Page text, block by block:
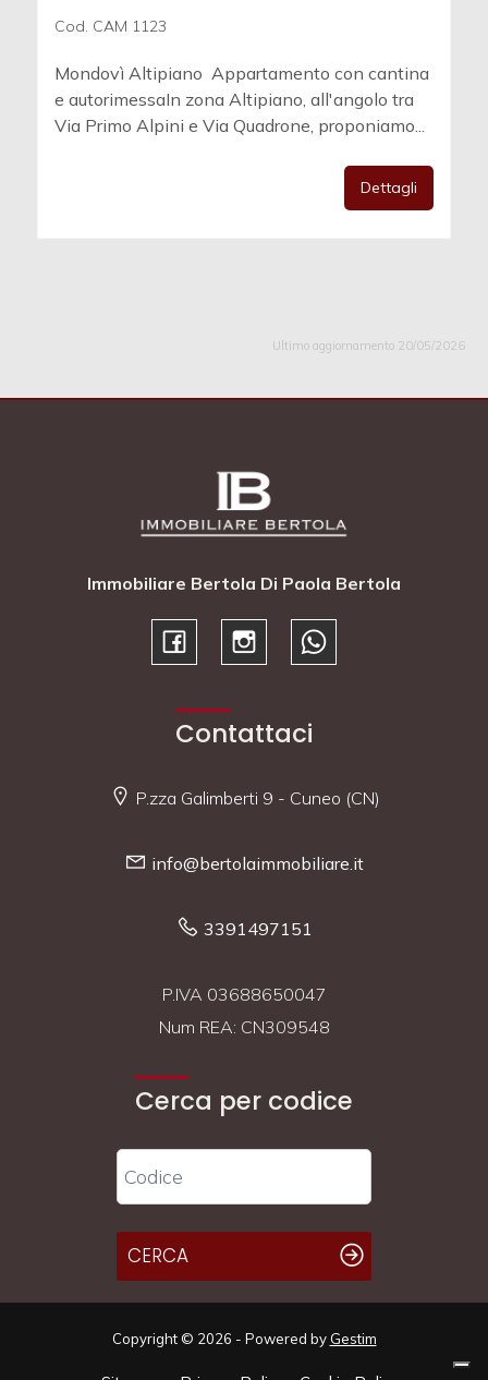
Cod. CAM 1123
Mondovì Altipiano  Appartamento con cantina
e autorimessaIn zona Altipiano, all'angolo tra
Via Primo Alpini e Via Quadrone, proponiamo...
Dettagli
Ultimo aggiornamento 20/05/2026
Immobiliare Bertola Di Paola Bertola
Contattaci
P.zza Galimberti 9 - Cuneo (CN)
info@bertolaimmobiliare.it
3391497151
P.IVA 03688650047
Num REA: CN309548
Cerca per codice
CERCA
Copyright © 2026 - Powered by Gestim